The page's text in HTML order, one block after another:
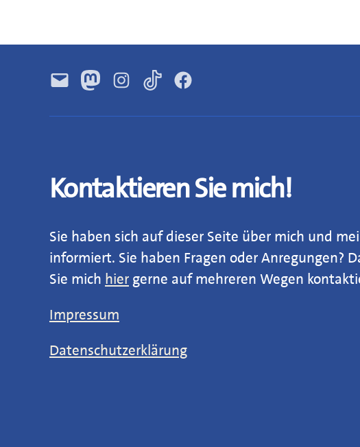
E-
MastodonInstagramTikTokFacebook
Kontaktieren Sie mich!
Sie haben sich auf dieser Seite über mich und
informiert. Sie haben Fragen oder Anregungen?
Sie mich hier gerne auf mehreren Wegen
Impressum
Datenschutzerklärung